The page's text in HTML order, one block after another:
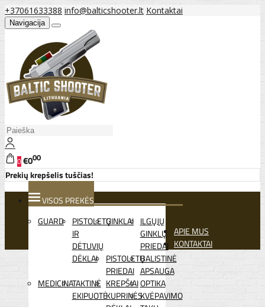
+37061633388 info@balticshooter.lt Kontaktai
Navigacija
0€000
Prekių krepšelis tuščias!
VISOS PREKĖS
GUARD
PISTOLETŲ
IR
DĖTUVIŲ
DĖKLAI
GINKLAI ILGŲJŲ
GINKLŲ
PRIEDAI
PISTOLETŲ
PRIEDAI
BALISTINĖ
APSAUGA
MEDICINATAKTINĖ
EKIPUOTĖ
KREPŠIAI
KUPRINĖS
OPTIKA
KVĖPAVIMO
APIE MUS
KONTAKTAI